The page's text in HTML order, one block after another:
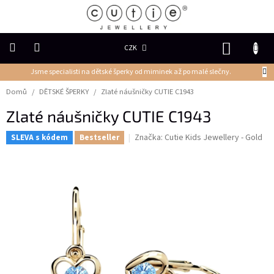
Jsme specialisti na dětské šperky od miminek až po malé slečny.
CZK
DĚTSKÉ
ŠPERKY
PRSTENY
Domů / DĚTSKÉ ŠPERKY / Zlaté náušničky CUTIE C1943
Zlaté náušničky CUTIE C1943
SLEVA s kódem Bestseller Značka: Cutie Kids Jewellery - Gold